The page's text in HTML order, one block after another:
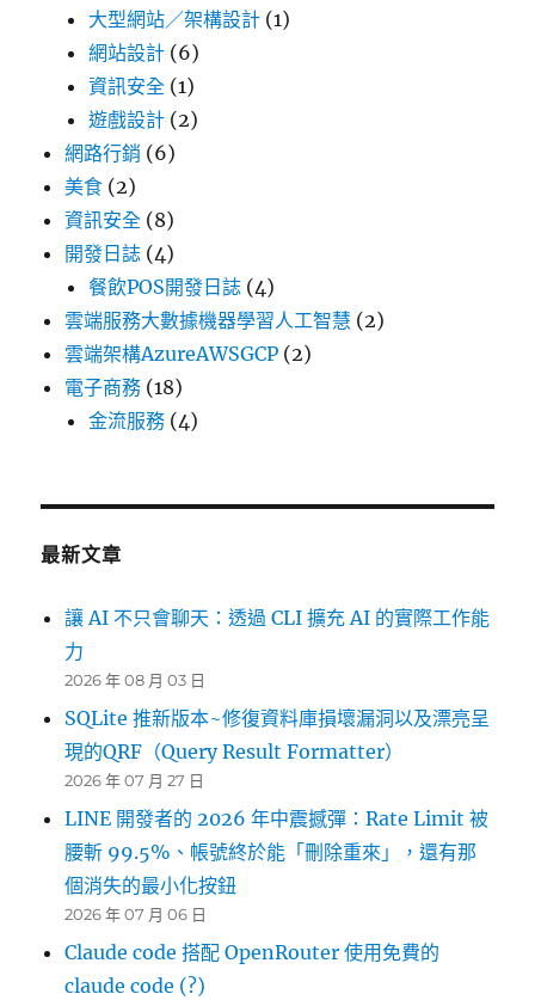
大型網站／架構設計 (1)
網站設計 (6)
資訊安全 (1)
遊戲設計 (2)
網路行銷 (6)
美食 (2)
資訊安全 (8)
開發日誌 (4)
餐飲POS開發日誌 (4)
雲端服務大數據機器學習人工智慧 (2)
雲端架構AzureAWSGCP (2)
電子商務 (18)
金流服務 (4)
最新文章
讓 AI 不只會聊天：透過 CLI 擴充 AI 的實際工作能
力
2026 年 08 月 03 日
SQLite 推新版本~修復資料庫損壞漏洞以及漂亮呈
現的QRF（Query Result Formatter）
2026 年 07 月 27 日
LINE 開發者的 2026 年中震撼彈：Rate Limit 被
腰斬 99.5%、帳號終於能「刪除重來」，還有那
個消失的最小化按鈕
2026 年 07 月 06 日
Claude code 搭配 OpenRouter 使用免費的
claude code (?)